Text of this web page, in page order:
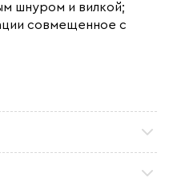
шнуром и вилкой;
совмещенное с